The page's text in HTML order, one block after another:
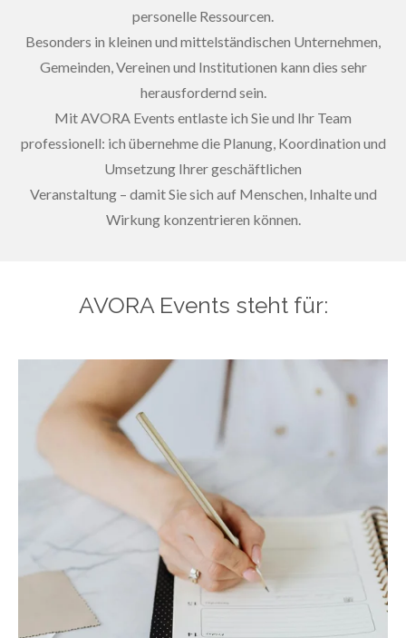
personelle Ressourcen.
Besonders in kleinen und mittelständischen Unternehmen,
Gemeinden, Vereinen und Institutionen kann dies sehr
herausfordernd sein.
Mit AVORA Events entlaste ich Sie und Ihr Team
professionell: ich übernehme die Planung, Koordination und
Umsetzung Ihrer geschäftlichen
Veranstaltung – damit Sie sich auf Menschen, Inhalte und
Wirkung konzentrieren können.
AVORA Events steht für: